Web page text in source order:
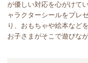
が優しい対応を心がけて
ャラクターシールをプレ
り、おもちゃや絵本など
お子さまがそこで遊びな